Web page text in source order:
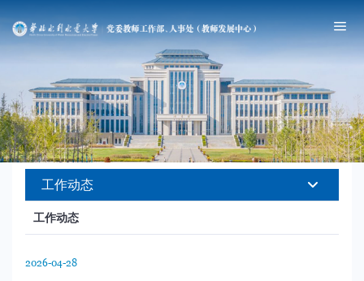
工作动态
工作动态
2026-04-28